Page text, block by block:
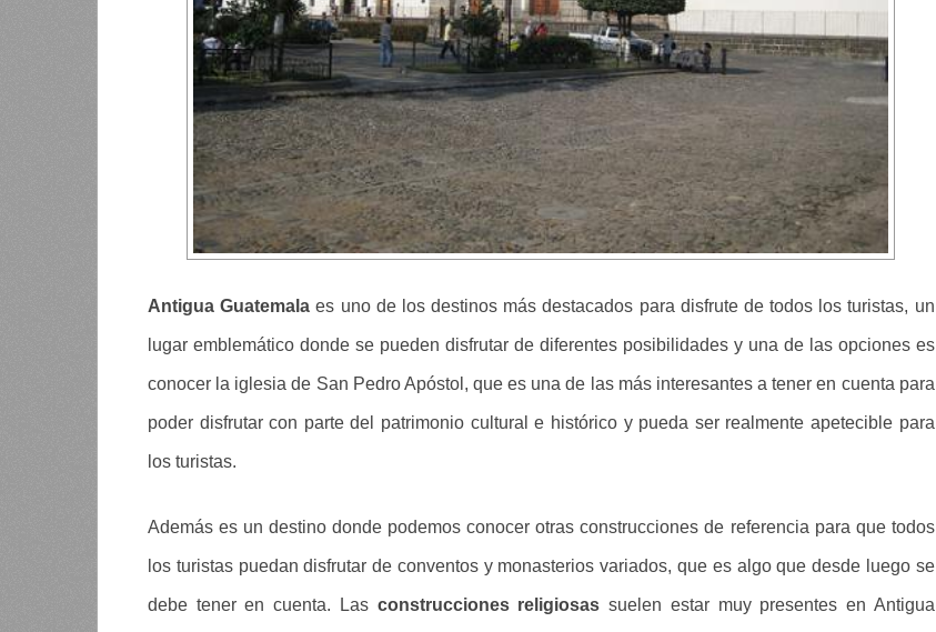
Antigua Guatemalaes uno de los destinos más destacados para disfrute de todos los turistas, un
lugar emblemático donde se pueden disfrutar de diferentes posibilidades y una de las opciones es
conocer la iglesia de San Pedro Apóstol, que es una de las más interesantes a tener en cuenta para
poder disfrutar con parte del patrimonio cultural e histórico y pueda ser realmente apetecible para
los turistas.
Además es un destino donde podemos conocer otras construcciones de referencia para que todos
los turistas puedan disfrutar de conventos y monasterios variados, que es algo que desde luego se
debe tener en cuenta. Las construcciones religiosas suelen estar muy presentes en Antigua